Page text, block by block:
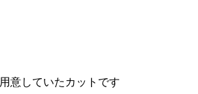
意していたカットです